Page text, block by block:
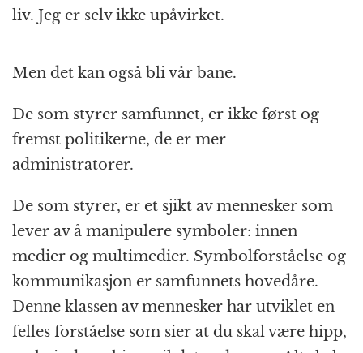
liv. Jeg er selv ikke upåvirket.
Men det kan også bli vår bane.
De som styrer samfunnet, er ikke først og
fremst politikerne, de er mer
administratorer.
De som styrer, er et sjikt av mennesker som
lever av å manipulere symboler: innen
medier og multimedier. Symbolforståelse og
kommunikasjon er samfunnets hovedåre.
Denne klassen av mennesker har utviklet en
felles forståelse som sier at du skal være hipp,